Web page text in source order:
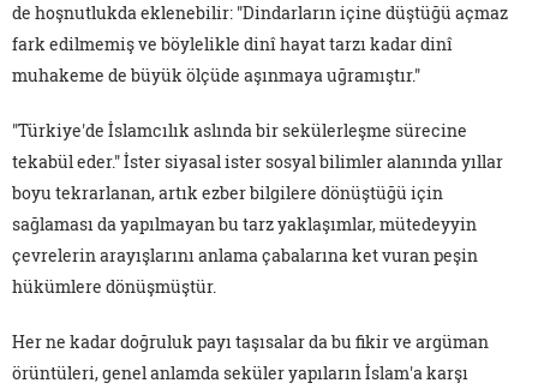
de hoşnutlukda eklenebilir: "Dindarların içine düştüğü açmaz
fark edilmemiş ve böylelikle dinî hayat tarzı kadar dinî
muhakeme de büyük ölçüde aşınmaya uğramıştır."
"Türkiye'de İslamcılık aslında bir sekülerleşme sürecine
tekabül eder." İster siyasal ister sosyal bilimler alanında yıllar
boyu tekrarlanan, artık ezber bilgilere dönüştüğü için
sağlaması da yapılmayan bu tarz yaklaşımlar, mütedeyyin
çevrelerin arayışlarını anlama çabalarına ket vuran peşin
hükümlere dönüşmüştür.
Her ne kadar doğruluk payı taşısalar da bu fikir ve argüman
örüntüleri, genel anlamda seküler yapıların İslam'a karşı